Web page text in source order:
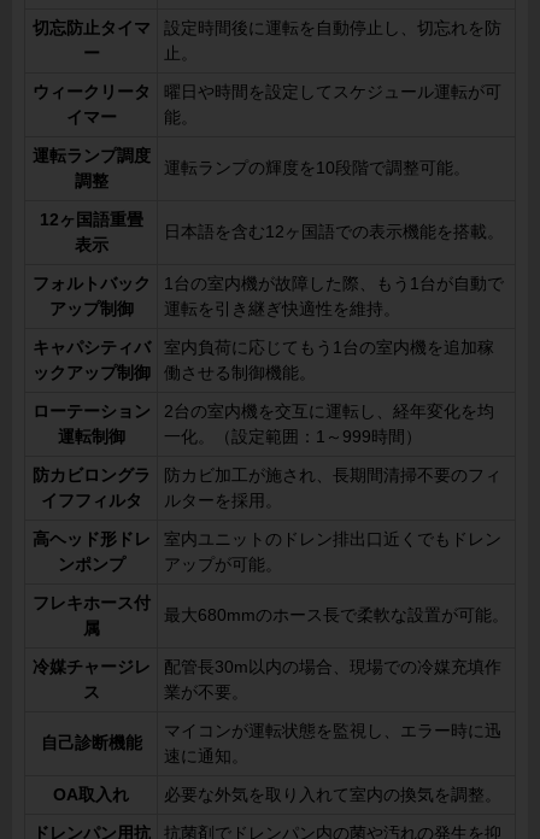
切忘防止タイマ
ー
設定時間後に運転を自動停止し、切忘れを防
止。
ウィークリータ
イマー
曜日や時間を設定してスケジュール運転が可
能。
運転ランプ調度
調整
運転ランプの輝度を10段階で調整可能。
12ヶ国語重畳
表示
日本語を含む12ヶ国語での表示機能を搭載。
フォルトバック
アップ制御
1台の室内機が故障した際、もう1台が自動で
運転を引き継ぎ快適性を維持。
キャパシティバ
ックアップ制御
室内負荷に応じてもう1台の室内機を追加稼
働させる制御機能。
ローテーション
運転制御
2台の室内機を交互に運転し、経年変化を均
一化。（設定範囲：1～999時間）
防カビロングラ
イフフィルタ
防カビ加工が施され、長期間清掃不要のフィ
ルターを採用。
高ヘッド形ドレ
ンポンプ
室内ユニットのドレン排出口近くでもドレン
アップが可能。
フレキホース付
属
最大680mmのホース長で柔軟な設置が可能。
冷媒チャージレ
ス
配管長30m以内の場合、現場での冷媒充填作
業が不要。
自己診断機能
マイコンが運転状態を監視し、エラー時に迅
速に通知。
OA取入れ 必要な外気を取り入れて室内の換気を調整。
ドレンパン用抗 抗菌剤でドレンパン内の菌や汚れの発生を抑